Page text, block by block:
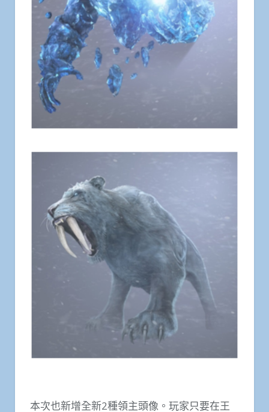
本次也新增全新2種領主頭像。玩家只要在王